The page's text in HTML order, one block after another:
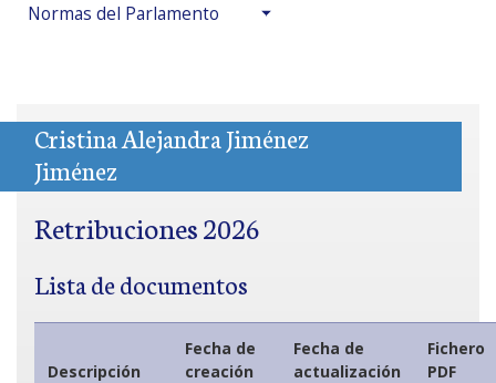
Normas del Parlamento
Cristina Alejandra Jiménez
Jiménez
Retribuciones 2026
Lista de documentos
Descripción
Fecha de
creación
Fecha de
actualización
Fichero
PDF